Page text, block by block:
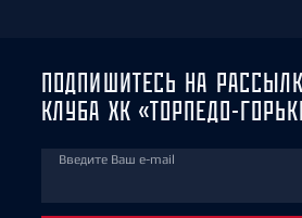
ПОДПИШИТЕСЬ НА
КЛУБА ХК «ТОРПЕДО-
Введите Ваш e-mail